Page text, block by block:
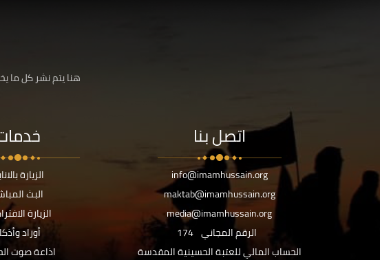
هنا يتم نشر كل ما
اتصل بنا
info@imamhussain.org
maktab@imamhussain.org
media@imamhussain.org
الرقم المجاني 174
الحساب المالي للعتبة الحسينية المقدسة
الزيارة
البث
الزيارة
أوراد
اذاعة صوت